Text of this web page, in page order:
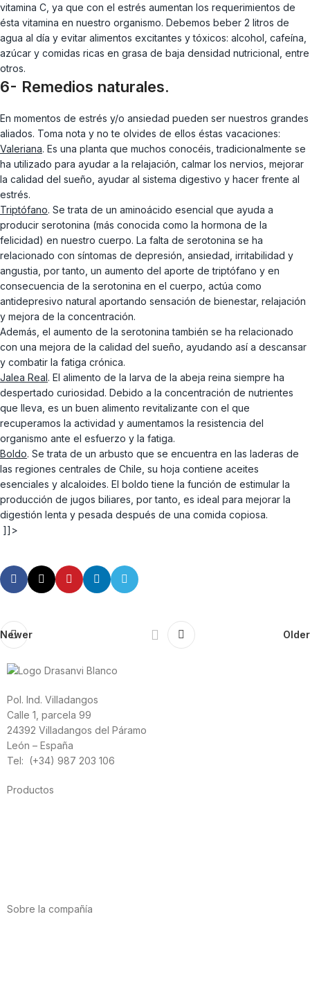
vitamina C, ya que con el estrés aumentan los requerimientos de
ésta vitamina en nuestro organismo. Debemos beber 2 litros de
agua al día y evitar alimentos excitantes y tóxicos: alcohol, cafeína,
azúcar y comidas ricas en grasa de baja densidad nutricional, entre
otros.
6- Remedios naturales.
En momentos de estrés y/o ansiedad pueden ser nuestros grandes
aliados. Toma nota y no te olvides de ellos éstas vacaciones:
Valeriana. Es una planta que muchos conocéis, tradicionalmente se
ha utilizado para ayudar a la relajación, calmar los nervios, mejorar
la calidad del sueño, ayudar al sistema digestivo y hacer frente al
estrés.
Triptófano. Se trata de un aminoácido esencial que ayuda a
producir serotonina (más conocida como la hormona de la
felicidad) en nuestro cuerpo. La falta de serotonina se ha
relacionado con síntomas de depresión, ansiedad, irritabilidad y
angustia, por tanto, un aumento del aporte de triptófano y en
consecuencia de la serotonina en el cuerpo, actúa como
antidepresivo natural aportando sensación de bienestar, relajación
y mejora de la concentración.
Además, el aumento de la serotonina también se ha relacionado
con una mejora de la calidad del sueño, ayudando así a descansar
y combatir la fatiga crónica.
Jalea Real. El alimento de la larva de la abeja reina siempre ha
despertado curiosidad. Debido a la concentración de nutrientes
que lleva, es un buen alimento revitalizante con el que
recuperamos la actividad y aumentamos la resistencia del
organismo ante el esfuerzo y la fatiga.
Boldo. Se trata de un arbusto que se encuentra en las laderas de
las regiones centrales de Chile, su hoja contiene aceites
esenciales y alcaloides. El boldo tiene la función de estimular la
producción de jugos biliares, por tanto, es ideal para mejorar la
digestión lenta y pesada después de una comida copiosa.
]]>
Newer Older
Pol. Ind. Villadangos
Calle 1, parcela 99
24392 Villadangos del Páramo
León – España
Tel: (+34) 987 203 106
Productos
Sobre la compañía